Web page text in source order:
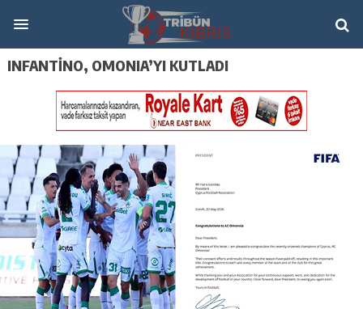
INFANTİNO, OMONIA’YI KUTLADI